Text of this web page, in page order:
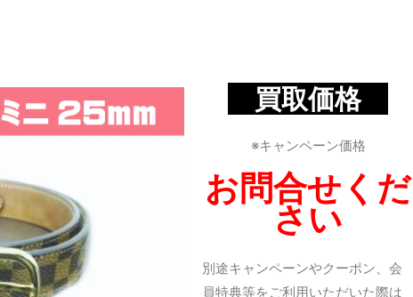
買取価格
※キャンペーン価格
お問合せくだ
さい
別途キャンペーンやクーポン、会
員特典等をご利用いただいた際は